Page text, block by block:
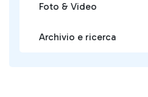
Foto & Video
Archivio e ricerca